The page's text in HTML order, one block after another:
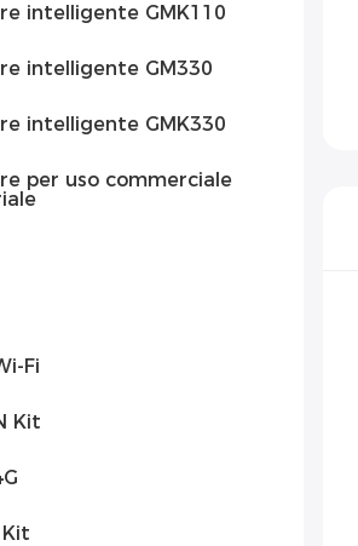
intelligente GMK110
intelligente GM330
intelligente GMK330
per uso commerciale
Fi
Kit
Kit